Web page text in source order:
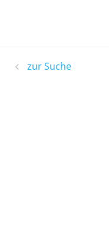
zur Suche